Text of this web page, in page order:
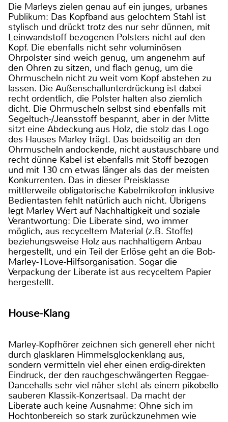
Die Marleys zielen genau auf ein junges, urbanes
Publikum: Das Kopfband aus gelochtem Stahl ist
stylisch und drückt trotz des nur sehr dünnen, mit
Leinwandstoff bezogenen Polsters nicht auf den
Kopf. Die ebenfalls nicht sehr voluminösen
Ohrpolster sind weich genug, um angenehm auf
den Ohren zu sitzen, und flach genug, um die
Ohrmuscheln nicht zu weit vom Kopf abstehen zu
lassen. Die Außenschallunterdrückung ist dabei
recht ordentlich, die Polster halten also ziemlich
dicht. Die Ohrmuscheln selbst sind ebenfalls mit
Segeltuch-/Jeansstoff bespannt, aber in der Mitte
sitzt eine Abdeckung aus Holz, die stolz das Logo
des Hauses Marley trägt. Das beidseitig an den
Ohrmuscheln andockende, nicht austauschbare und
recht dünne Kabel ist ebenfalls mit Stoff bezogen
und mit 130 cm etwas länger als das der meisten
Konkurrenten. Das in dieser Preisklasse
mittlerweile obligatorische Kabelmikrofon inklusive
Bedientasten fehlt natürlich auch nicht. Übrigens
legt Marley Wert auf Nachhaltigkeit und soziale
Verantwortung: Die Liberate sind, wo immer
möglich, aus recyceltem Material (z.B. Stoffe)
beziehungsweise Holz aus nachhaltigem Anbau
hergestellt, und ein Teil der Erlöse geht an die Bob-
Marley-1Love-Hilfsorganisation. Sogar die
Verpackung der Liberate ist aus recyceltem Papier
hergestellt.
House-Klang
Marley-Kopfhörer zeichnen sich generell eher nicht
durch glasklaren Himmelsglockenklang aus,
sondern vermitteln viel eher einen erdig-direkten
Eindruck, der den rauchgeschwängerten Reggae-
Dancehalls sehr viel näher steht als einem pikobello
sauberen Klassik-Konzertsaal. Da macht der
Liberate auch keine Ausnahme: Ohne sich im
Hochtonbereich so stark zurückzunehmen wie